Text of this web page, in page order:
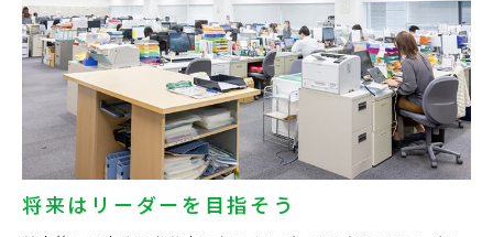
将来はリーダーを目指そう